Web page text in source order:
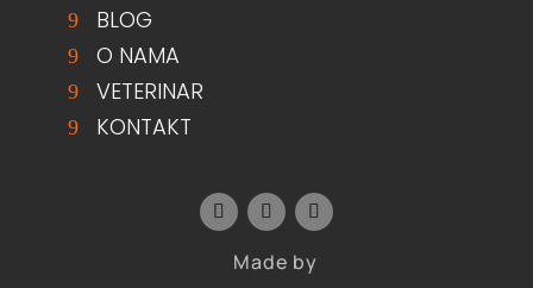
BLOG
O NAMA
VETERINAR
KONTAKT
Made by